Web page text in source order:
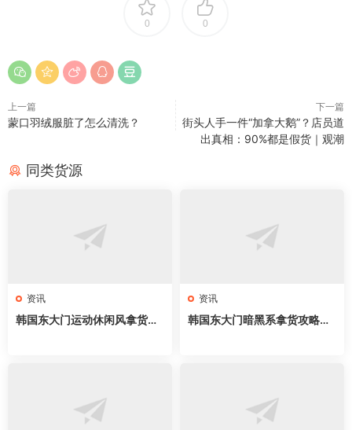
0 0
上一篇
蒙口羽绒服脏了怎么清洗？
下一篇
街头人手一件“加拿大鹅”？店员道
出真相：90%都是假货｜观潮
同类货源
资讯
韩国东大门运动休闲风拿货攻
资讯
韩国东大门暗黑系拿货攻略｜